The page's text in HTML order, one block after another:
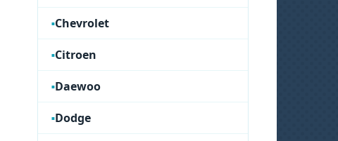
Chevrolet
Citroen
Daewoo
Dodge